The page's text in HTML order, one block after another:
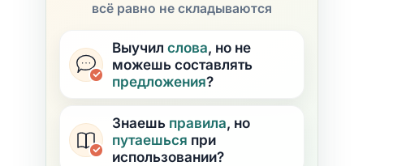
всё равно не складываются
Выучил слова, но не
можешь составлять
предложения?
Знаешь правила, но
путаешься при
использовании?